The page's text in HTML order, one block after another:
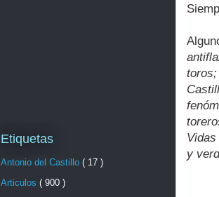
y
Etiquetas
Antonio del Castillo ( 17 )
Articulos ( 900 )